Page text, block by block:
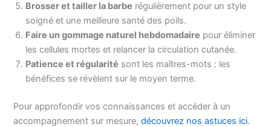
Brosser et tailler la barbe régulièrement pour un style
soigné et une meilleure santé des poils.
Faire un gommage naturel hebdomadaire pour éliminer
les cellules mortes et relancer la circulation cutanée.
Patience et régularité sont les maîtres-mots : les
bénéfices se révèlent sur le moyen terme.
Pour approfondir vos connaissances et accéder à un
accompagnement sur mesure,découvrez nos astuces ici.